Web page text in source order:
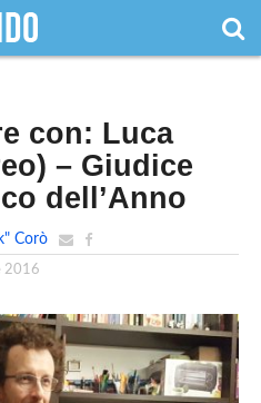
con: Luca
– Giudice
dell’Anno
Corò
2016